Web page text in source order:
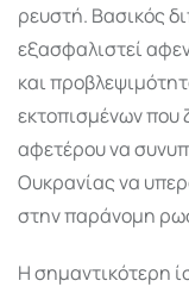
ρευστή. Βασικός
εξασφαλιστεί
και
εκτοπισμένων που
αφετέρου να
Ουκρανίας να
στην παράνομη
Η σημαντικότερη